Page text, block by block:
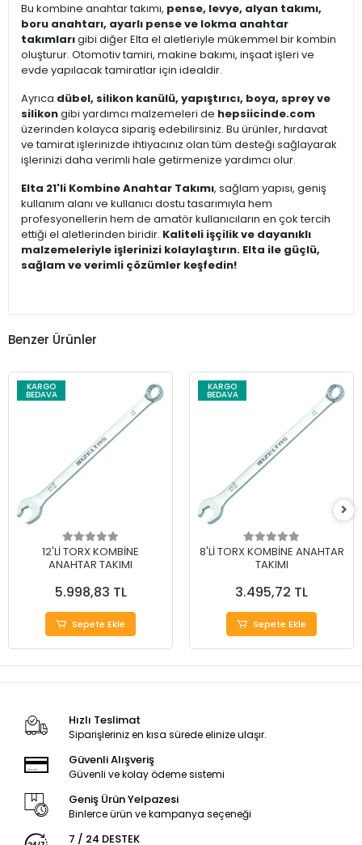
Bu kombine anahtar takımı, pense, levye, alyan takımı,
boru anahtarı, ayarlı pense ve lokma anahtar
takımlarıgibi diğer Elta el aletleriyle mükemmel bir kombin
oluşturur. Otomotiv tamiri, makine bakımı, inşaat işleri ve
evde yapılacak tamiratlar için idealdir.
Ayrıca dübel, silikon kanülü, yapıştırıcı, boya, sprey ve
silikongibi yardımcı malzemeleri de hepsiicinde.com
üzerinden kolayca sipariş edebilirsiniz. Bu ürünler, hırdavat
ve tamirat işlerinizde ihtiyacınız olan tüm desteği sağlayarak
işlerinizi daha verimli hale getirmenize yardımcı olur.
Elta 21'li Kombine Anahtar Takımı, sağlam yapısı, geniş
kullanım alanı ve kullanıcı dostu tasarımıyla hem
profesyonellerin hem de amatör kullanıcıların en çok tercih
ettiği el aletlerinden biridir. Kaliteli işçilik ve dayanıklı
malzemeleriyle işlerinizi kolaylaştırın. Elta ile güçlü,
sağlam ve verimli çözümler keşfedin!
Benzer Ürünler
KARGO
BEDAVA
12'Lİ TORX KOMBİNE
ANAHTAR TAKIMI
5.998,83 TL
Sepete Ekle
KARGO
BEDAVA
8'Lİ TORX KOMBİNE ANAHTAR
TAKIMI
3.495,72 TL
Sepete Ekle
Hızlı Teslimat
Siparişleriniz en kısa sürede elinize ulaşır.
Güvenli Alışveriş
Güvenli ve kolay ödeme sistemi
Geniş Ürün Yelpazesi
Binlerce ürün ve kampanya seçeneği
7 / 24 DESTEK